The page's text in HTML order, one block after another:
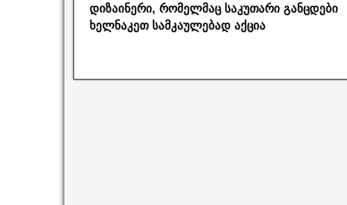
დიზაინერი, რომელმაც საკუთარი განცდები
ხელნაკეთ სამკაულებად აქცია